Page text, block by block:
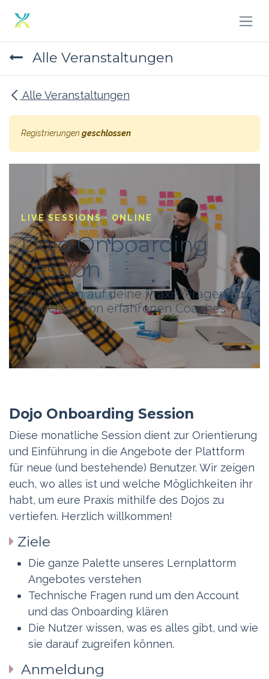
Alle Veranstaltungen
Alle Veranstaltungen
Registrierungen geschlossen
LIVE SESSIONS · ONLINE
Dojo Onboarding
Session
Antworten auf deine Praxis-Fragen zu
Holacracy von erfahrenen Coaches
Dojo Onboarding Session
Diese monatliche Session dient zur Orientierung
und Einführung in die Angebote der Plattform
für neue (und bestehende) Benutzer. Wir zeigen
euch, wo alles ist und welche Möglichkeiten ihr
habt, um eure Praxis mithilfe des Dojos zu
vertiefen. Herzlich willkommen!
Ziele
Die ganze Palette unseres Lernplattorm
Angebotes verstehen
Technische Fragen rund um den Account
und das Onboarding klären
Die Nutzer wissen, was es alles gibt, und wie
sie darauf zugreifen können.
Anmeldung